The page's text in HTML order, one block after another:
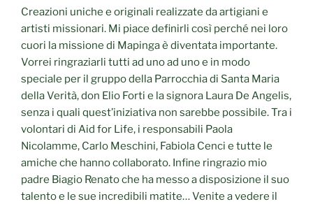
Creazioni uniche e originali realizzate da artigiani e
artisti missionari. Mi piace definirli così perché nei loro
cuori la missione di Mapinga è diventata importante.
Vorrei ringraziarli tutti ad uno ad uno e in modo
speciale per il gruppo della Parrocchia di Santa Maria
della Verità, don Elio Forti e la signora Laura De Angelis,
senza i quali quest’iniziativa non sarebbe possibile. Tra i
volontari di Aid for Life, i responsabili Paola
Nicolamme, Carlo Meschini, Fabiola Cenci e tutte le
amiche che hanno collaborato. Infine ringrazio mio
padre Biagio Renato che ha messo a disposizione il suo
talento e le sue incredibili matite… Venite a vedere il